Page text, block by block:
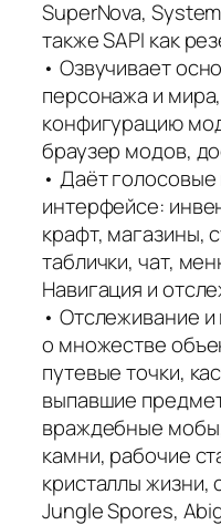
SuperNova,
также SAPI как
• Озвучивает
персонажа и
конфигурацию
браузер модов,
• Даёт голосовые
интерфейсе:
крафт, магазины,
таблички, чат,
Навигация и
• Отслеживание
о множестве
путевые точки,
выпавшие
враждебные
камни, рабочие
кристаллы жизни,
Jungle Spores,